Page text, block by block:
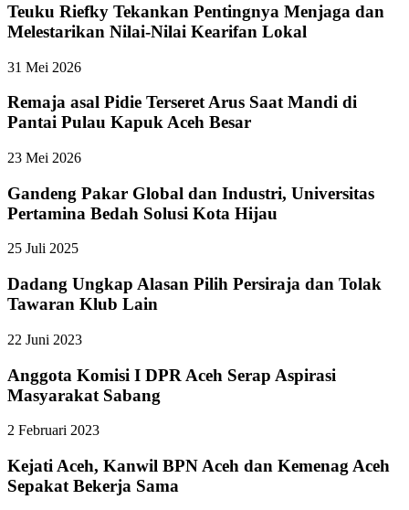
Teuku Riefky Tekankan Pentingnya Menjaga dan
Melestarikan Nilai-Nilai Kearifan Lokal
31 Mei 2026
Remaja asal Pidie Terseret Arus Saat Mandi di
Pantai Pulau Kapuk Aceh Besar
23 Mei 2026
Gandeng Pakar Global dan Industri, Universitas
Pertamina Bedah Solusi Kota Hijau
25 Juli 2025
Dadang Ungkap Alasan Pilih Persiraja dan Tolak
Tawaran Klub Lain
22 Juni 2023
Anggota Komisi I DPR Aceh Serap Aspirasi
Masyarakat Sabang
2 Februari 2023
Kejati Aceh, Kanwil BPN Aceh dan Kemenag Aceh
Sepakat Bekerja Sama